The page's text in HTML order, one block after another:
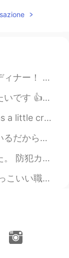
食べられなかったww ドラゴンボールのフ...
マインドホーン Waking...
私の心は日本にありま...
薬局以外、全部が閉まっている。 ところで...
してくれ！ 笑 One of my slippers disap...
鬼と大きい声先輩と一緒に食べて、恵方巻の...